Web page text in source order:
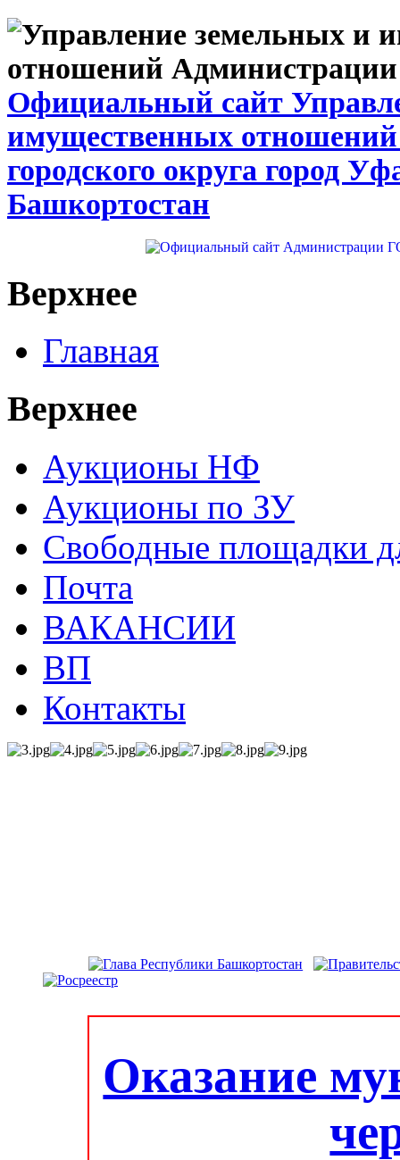
Официальный сайт
имущественных
городского округа город
Башкортостан
Верхнее
Главная
Верхнее
Аукционы НФ
Аукционы по ЗУ
Свободные площадки
Почта
ВАКАНСИИ
ВП
Контакты
Оказание